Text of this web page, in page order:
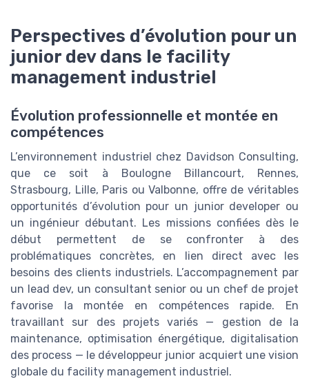
Perspectives d’évolution pour un
junior dev dans le facility
management industriel
Évolution professionnelle et montée en
compétences
L’environnement industriel chez Davidson Consulting,
que ce soit à Boulogne Billancourt, Rennes,
Strasbourg, Lille, Paris ou Valbonne, offre de véritables
opportunités d’évolution pour un junior developer ou
un ingénieur débutant. Les missions confiées dès le
début permettent de se confronter à des
problématiques concrètes, en lien direct avec les
besoins des clients industriels. L’accompagnement par
un lead dev, un consultant senior ou un chef de projet
favorise la montée en compétences rapide. En
travaillant sur des projets variés — gestion de la
maintenance, optimisation énergétique, digitalisation
des process — le développeur junior acquiert une vision
globale du facility management industriel.